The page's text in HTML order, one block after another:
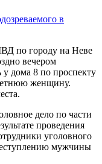
в
по городу на Неве
вечером
дома 8 по проспекту
женщину.
дело по части
проведения
уголовного
мужчины